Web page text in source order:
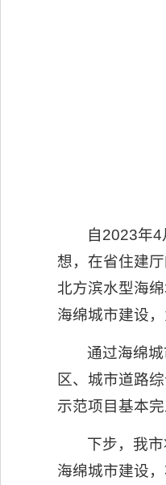
自2023年
想，在省住建
北方滨水型海
海绵城市建设
通过海绵
区、城市道路
示范项目基本完
下步，我
海绵城市建设